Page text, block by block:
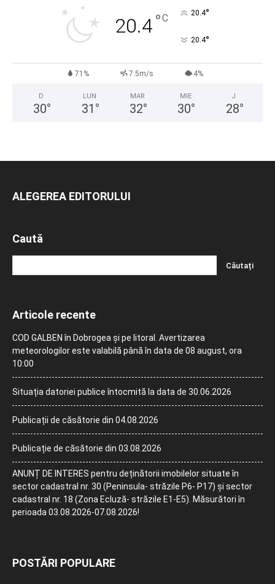
20.4°C 20.4°
20.4°
71% 7.5m/s 4%
D
30°
LUN
31 °
MAR
32°
MIE
30°
J
28°
ALEGEREA EDITORULUI
Caută
Articole recente
COD GALBEN în Dobrogea și pe litoral. Avertizarea
meteorologilor este valabilă până în data de 08 august, ora
10:00
Situația datoriei publice întocmită la data de 30.06.2026
Publicații de căsătorie din 04.08.2026
Publicație de căsătorie din 03.08.2026
ANUNȚ DE INTERES pentru deținătorii imobilelor situate în
sector cadastral nr. 30 (Peninsula- străzile P6- P17) și sector
cadastral nr. 18 (Zona Ecluză- străzile E1-E5). Măsurători în
perioada 03.08.2026-07.08.2026!
POSTĂRI POPULARE